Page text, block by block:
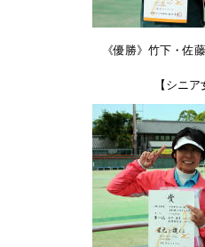
《優勝》竹下・佐
【シニア